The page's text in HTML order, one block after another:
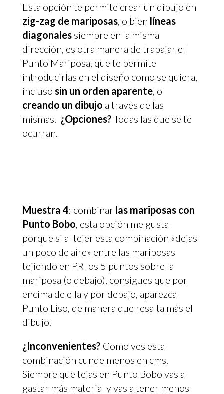
Esta opción te permite crear un dibujo en
zig-zag de mariposas, o bien líneas
diagonalessiempre en la misma
dirección, es otra manera de trabajar el
Punto Mariposa, que te permite
introducirlas en el diseño como se quiera,
incluso sin un orden aparente, o
creando un dibujo a través de las
mismas. ¿Opciones? Todas las que se te
ocurran.
Muestra 4: combinar las mariposas con
Punto Bobo, esta opción me gusta
porque si al tejer esta combinación «dejas
un poco de aire» entre las mariposas
tejiendo en PR los 5 puntos sobre la
mariposa (o debajo), consigues que por
encima de ella y por debajo, aparezca
Punto Liso, de manera que resalta más el
dibujo.
¿Inconvenientes? Como ves esta
combinación cunde menos en cms.
Siempre que tejas en Punto Bobo vas a
gastar más material y vas a tener menos